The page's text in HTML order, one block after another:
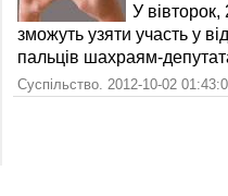
У
зможуть узяти участь у
пальців шахраям-
Суспільство. 2012-10-02